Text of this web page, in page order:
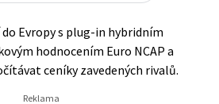
Evropy s plug-in hybridním
hodnocením Euro NCAP a
ceníky zavedených rivalů.